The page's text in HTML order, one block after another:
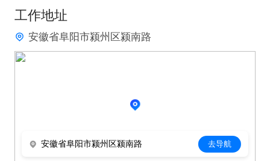
工作地址
安徽省阜阳市颍州区颍南路
安徽省阜阳市颍州区颍南路 去导航